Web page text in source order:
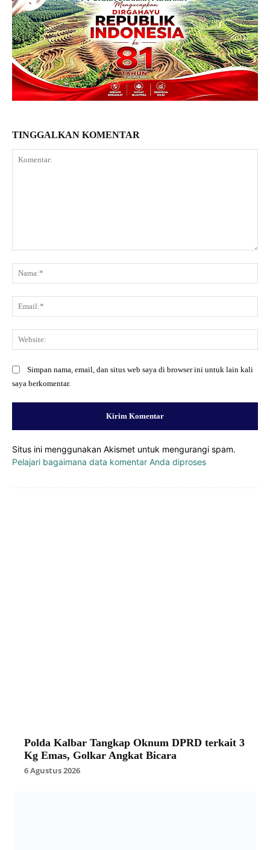
TINGGALKAN KOMENTAR
Simpan nama, email, dan situs web saya di browser ini untuk lain kali
saya berkomentar.
Situs ini menggunakan Akismet untuk mengurangi spam.
Pelajari bagaimana data komentar Anda diproses
Polda Kalbar Tangkap Oknum DPRD terkait 3
Kg Emas, Golkar Angkat Bicara
6 Agustus 2026